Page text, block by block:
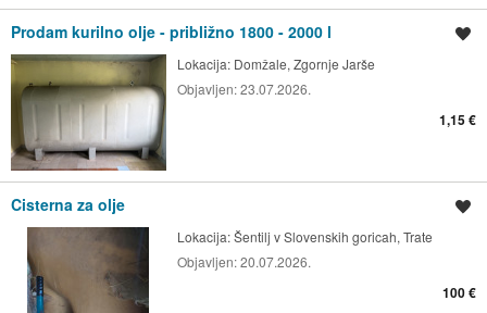
Prodam kurilno olje - približno 1800 - 2000 l
Lokacija: Domžale, Zgornje Jarše
Objavljen:23.07.2026.
1,15 €
Cisterna za olje
Lokacija:Šentilj v Slovenskih goricah, Trate
Objavljen:20.07.2026.
100 €